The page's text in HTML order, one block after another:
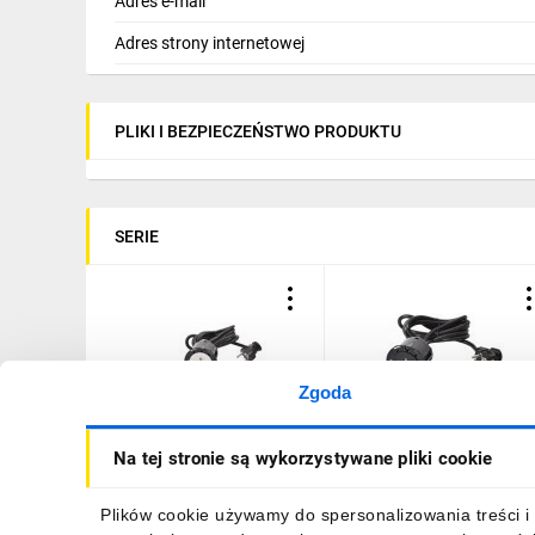
Zgoda
Na tej stronie są wykorzystywane pliki cookie
Plików cookie używamy do spersonalizowania treści
Adres strony internetowej
PLIKI I BEZPIECZEŃSTWO PRODUKTU
SERIE
INCARA Gniazdo meblowe
DISQ 60 2p+z 2,0 m biały
153,77 zł brutto
INCARA Gniazdo meblowe
DISQ 60 2p+z 2,0 m czarny
153,77 złbrutto